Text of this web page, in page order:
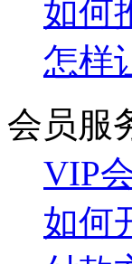
如何
怎样
会员服
VIP
如何